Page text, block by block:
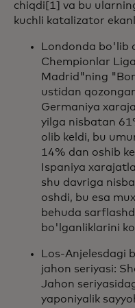
chiqdi[1] va bu
kuchli katalizator
Londonda bo'lib
Chempionlar
Madrid"ning
ustidan
Germaniya
yilga nisbatan
olib keldi, bu
14% dan oshib
Ispaniya
shu davriga
oshdi, bu esa
behuda
bo'lganliklarini
Los-Anjelesdagi
jahon seriyasi:
Jahon
yaponiyalik